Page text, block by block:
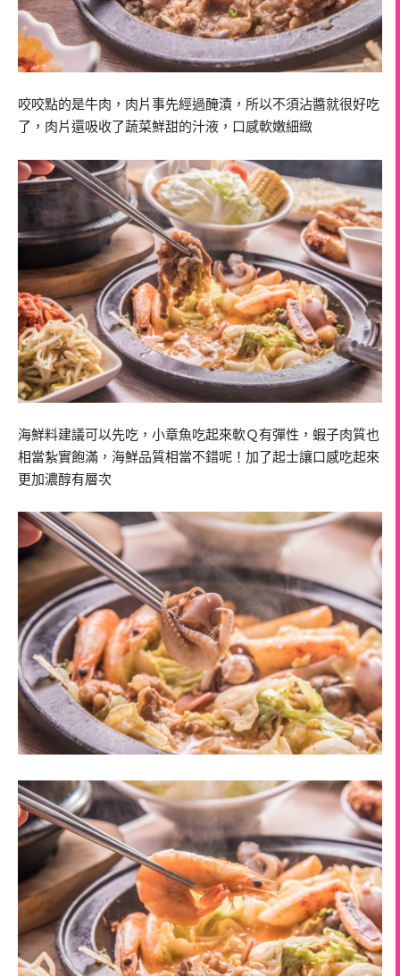
咬咬點的是牛肉，肉片事先經過醃漬，所以不須沾醬就很好吃
了，肉片還吸收了蔬菜鮮甜的汁液，口感軟嫩細緻
海鮮料建議可以先吃，小章魚吃起來軟Ｑ有彈性，蝦子肉質也
相當紮實飽滿，海鮮品質相當不錯呢！加了起士讓口感吃起來
更加濃醇有層次